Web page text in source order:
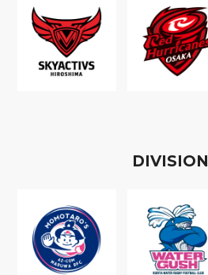
DIVISION